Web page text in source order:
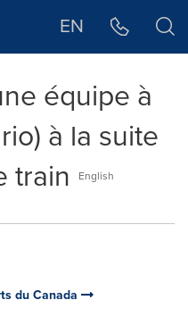
EN
équipe à
à la suite
train
English
du Canada